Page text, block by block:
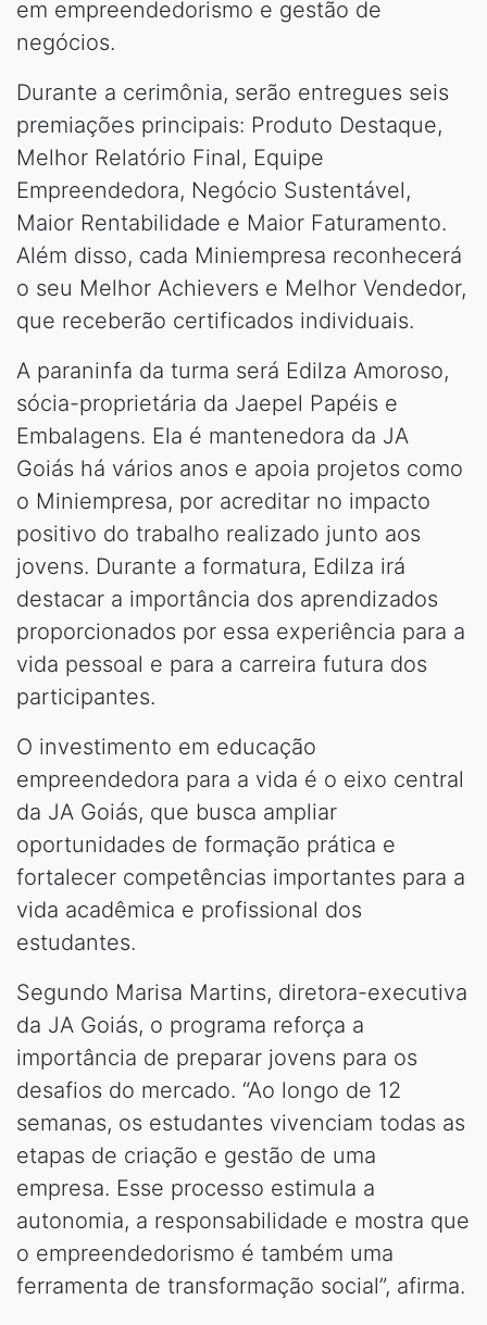
em empreendedorismo e gestão de
negócios.
Durante a cerimônia, serão entregues seis
premiações principais: Produto Destaque,
Melhor Relatório Final, Equipe
Empreendedora, Negócio Sustentável,
Maior Rentabilidade e Maior Faturamento.
Além disso, cada Miniempresa reconhecerá
o seu Melhor Achievers e Melhor Vendedor,
que receberão certificados individuais.
A paraninfa da turma será Edilza Amoroso,
sócia-proprietária da Jaepel Papéis e
Embalagens. Ela é mantenedora da JA
Goiás há vários anos e apoia projetos como
o Miniempresa, por acreditar no impacto
positivo do trabalho realizado junto aos
jovens. Durante a formatura, Edilza irá
destacar a importância dos aprendizados
proporcionados por essa experiência para a
vida pessoal e para a carreira futura dos
participantes.
O investimento em educação
empreendedora para a vida é o eixo central
da JA Goiás, que busca ampliar
oportunidades de formação prática e
fortalecer competências importantes para a
vida acadêmica e profissional dos
estudantes.
Segundo Marisa Martins, diretora-executiva
da JA Goiás, o programa reforça a
importância de preparar jovens para os
desafios do mercado. “Ao longo de 12
semanas, os estudantes vivenciam todas as
etapas de criação e gestão de uma
empresa. Esse processo estimula a
autonomia, a responsabilidade e mostra que
o empreendedorismo é também uma
ferramenta de transformação social”, afirma.